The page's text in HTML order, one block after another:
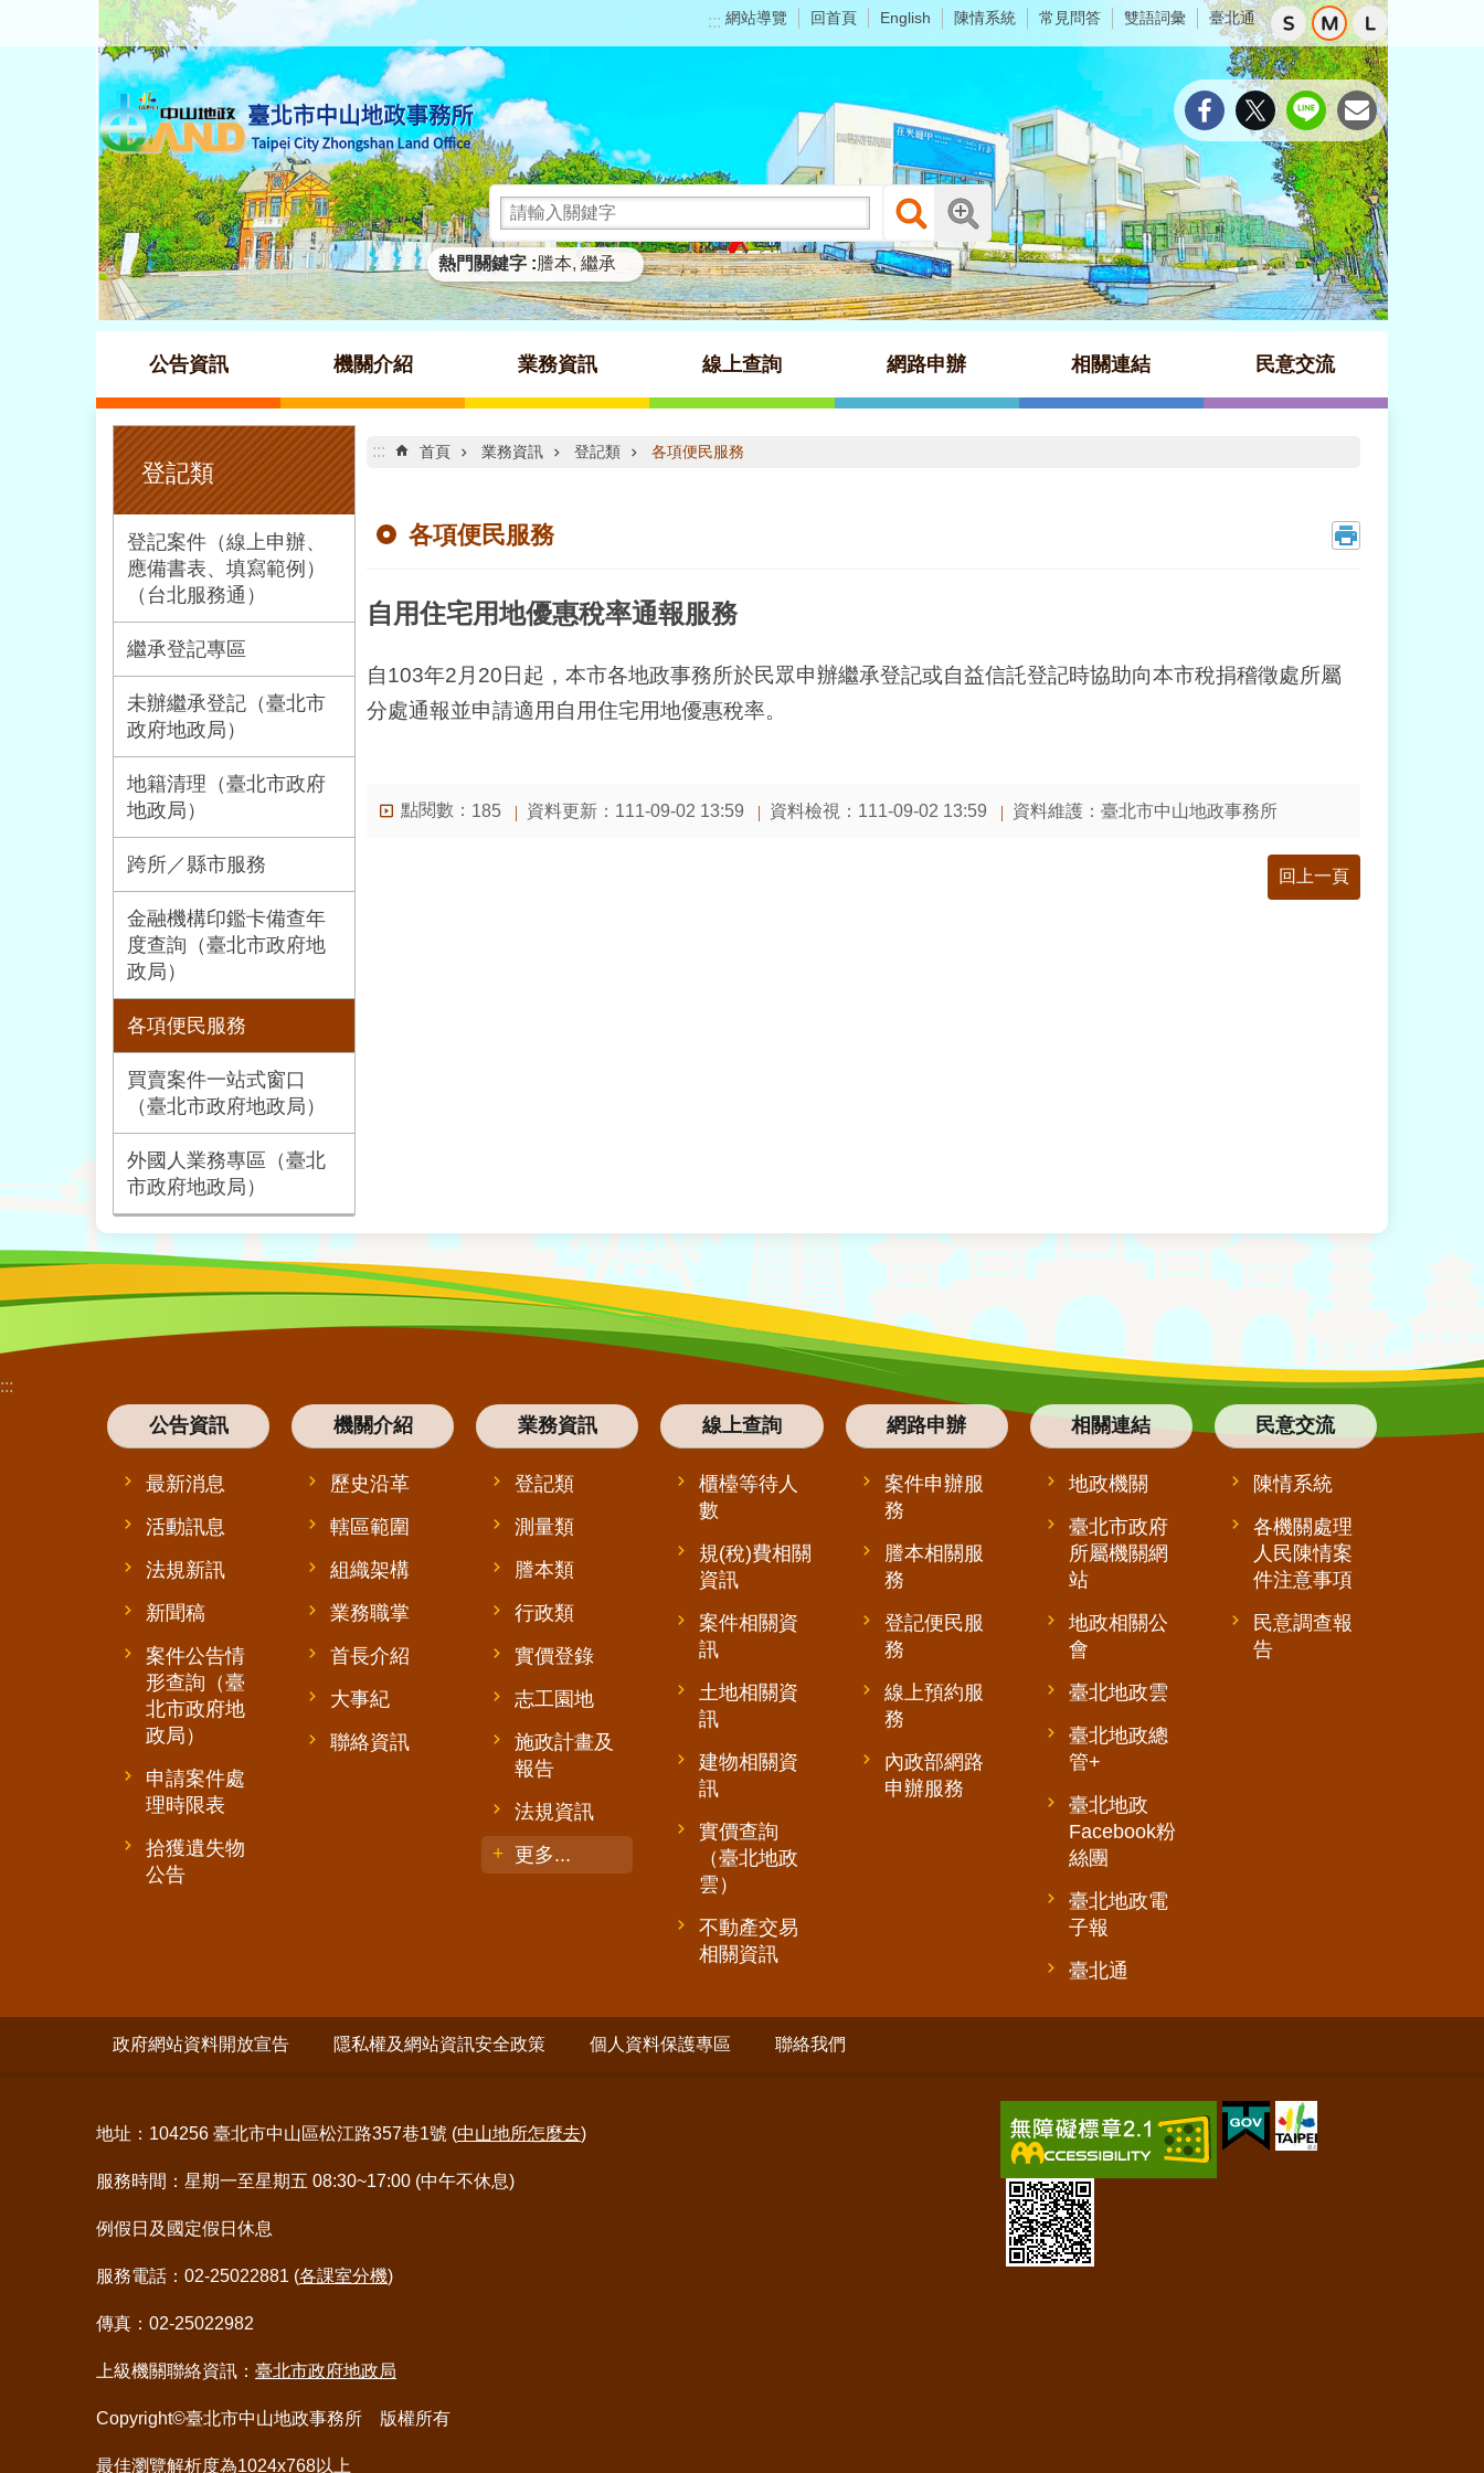
跳到主要內容區塊 ::: 網站導覽 回首頁 English 陳情系統 常見問答 雙語詞彙 臺北通
熱門關鍵字 謄本 繼承
公告資訊 機關介紹 業務資訊 線上查詢 網路申辦 相關連結 民意交流
:::
登記類
登記案件（線上申辦、
應備書表、填寫範例）
（台北服務通）
繼承登記專區
未辦繼承登記（臺北市
政府地政局）
地籍清理（臺北市政府
地政局）
跨所／縣市服務
金融機構印鑑卡備查年
度查詢（臺北市政府地
政局）
各項便民服務
買賣案件一站式窗口
（臺北市政府地政局）
外國人業務專區（臺北
市政府地政局）
::: 首頁 業務資訊 登記類 各項便民服務
各項便民服務
自用住宅用地優惠稅率通報服務
自103年2月20日起，本市各地政事務所於民眾申辦繼承登記或自益信託登記時協助向本市稅捐稽徵處所屬
分處通報並申請適用自用住宅用地優惠稅率。
點閱數： 185 資料更新：111-09-02 13:59 資料檢視：111-09-02 13:59 資料維護：臺北市中山地政事務所
回上一頁
:::
公告資訊
最新消息
活動訊息
法規新訊
新聞稿
案件公告情
形查詢（臺
北市政府地
政局）
申請案件處
理時限表
拾獲遺失物
公告
機關介紹
歷史沿革
轄區範圍
組織架構
業務職掌
首長介紹
大事紀
聯絡資訊
業務資訊
登記類
測量類
謄本類
行政類
實價登錄
志工園地
施政計畫及
報告
法規資訊
更多...
線上查詢
櫃檯等待人
數
規(稅)費相關
資訊
案件相關資
訊
土地相關資
訊
建物相關資
訊
實價查詢
（臺北地政
雲）
不動產交易
相關資訊
網路申辦
案件申辦服
務
謄本相關服
務
登記便民服
務
線上預約服
務
內政部網路
申辦服務
相關連結
地政機關
臺北市政府
所屬機關網
站
地政相關公
會
臺北地政雲
臺北地政總
管+
臺北地政
Facebook粉
絲團
臺北地政電
子報
臺北通
民意交流
陳情系統
各機關處理
人民陳情案
件注意事項
民意調查報
告
政府網站資料開放宣告 隱私權及網站資訊安全政策 個人資料保護專區 聯絡我們
地址：104256 臺北市中山區松江路357巷1號 (中山地所怎麼去)
服務時間：星期一至星期五 08:30~17:00 (中午不休息)
例假日及國定假日休息
服務電話：02-25022881 (各課室分機)
傳真：02-25022982
上級機關聯絡資訊： 臺北市政府地政局
Copyright©臺北市中山地政事務所 版權所有
最佳瀏覽解析度為1024x768以上